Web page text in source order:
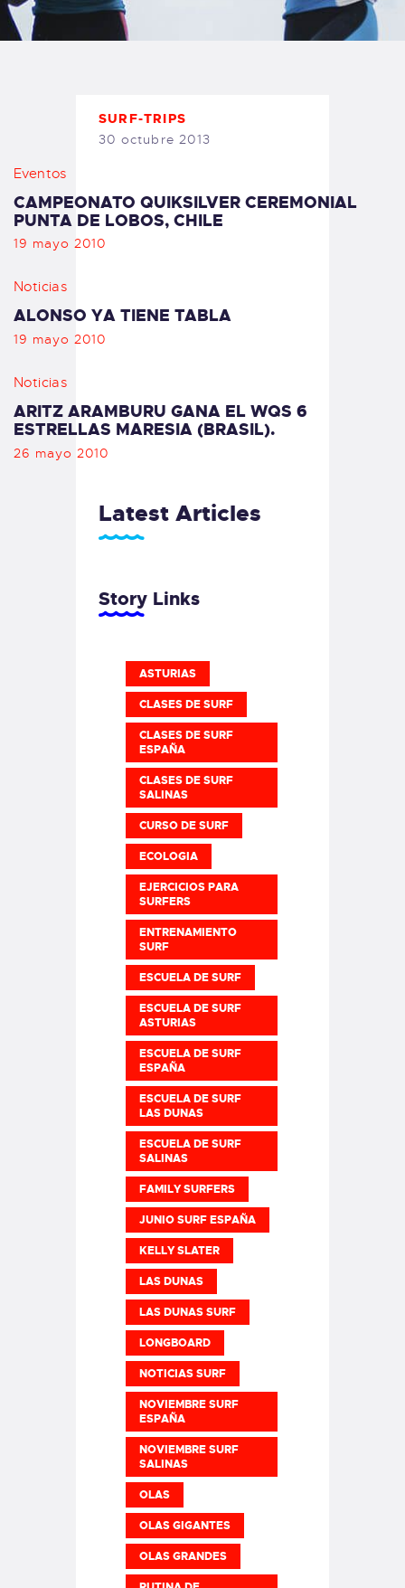
TIENDA FAMILY SURFERS
WEBCAM SALINAS
SURF-TRIPS
30 octubre 2013
Eventos
CAMPEONATO QUIKSILVER CEREMONIAL
PUNTA DE LOBOS, CHILE
19 mayo 2010
Noticias
ALONSO YA TIENE TABLA
19 mayo 2010
Noticias
ARITZ ARAMBURU GANA EL WQS 6
ESTRELLAS MARESIA (BRASIL).
26 mayo 2010
Latest Articles
Story Links
ASTURIAS
CLASES DE SURF
CLASES DE SURF
ESPAÑA
CLASES DE SURF
SALINAS
CURSO DE SURF
ECOLOGIA
EJERCICIOS PARA
SURFERS
ENTRENAMIENTO
SURF
ESCUELA DE SURF
ESCUELA DE SURF
ASTURIAS
ESCUELA DE SURF
ESPAÑA
ESCUELA DE SURF
LAS DUNAS
ESCUELA DE SURF
SALINAS
FAMILY SURFERS
JUNIO SURF ESPAÑA
KELLY SLATER
LAS DUNAS
LAS DUNAS SURF
LONGBOARD
NOTICIAS SURF
NOVIEMBRE SURF
ESPAÑA
NOVIEMBRE SURF
SALINAS
OLAS
OLAS GIGANTES
OLAS GRANDES